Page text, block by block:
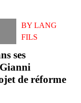
BYLANG
FILS
ses
de réforme